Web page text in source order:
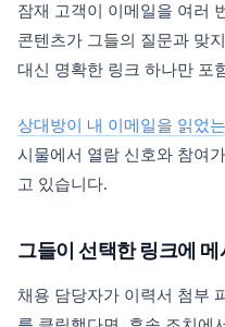
잠재 고객이 이메일을 여러
콘텐츠가 그들의 질문과 맞
대신 명확한 링크 하나만 포
상대방이 내 이메일을 읽었
시물에서 열람 신호와 참여
고 있습니다.
그들이 선택한 링크에 메
채용 담당자가 이력서 첨부